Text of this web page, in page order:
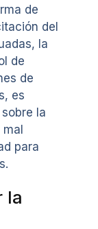
de
del
la
de
de
es
la
para
la